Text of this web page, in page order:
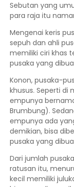
Sebutan yang
para raja itu
Mengenai keris
sepuh dan ahli
memiliki ciri khas
pusaka yang
Konon, pusaka-
khusus. Seperti di
empunya
Brumbung).
empunya ada
demikian, bisa
pusaka yang
Dari jumlah
ratusan itu,
kecil memiliki